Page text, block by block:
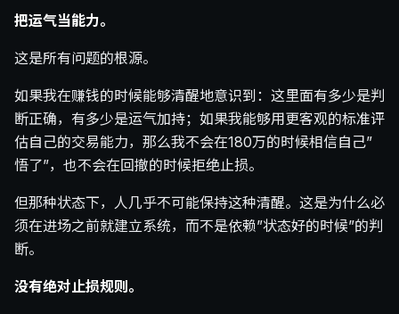
把运气当能力。
这是所有问题的根源。
如果我在赚钱的时候能够清醒地意识到：这里面有多少是判
断正确，有多少是运气加持；如果我能够用更客观的标准评
估自己的交易能力，那么我不会在180万的时候相信自己”
悟了”，也不会在回撤的时候拒绝止损。
但那种状态下，人几乎不可能保持这种清醒。这是为什么必
须在进场之前就建立系统，而不是依赖”状态好的时候”的判
断。
没有绝对止损规则。